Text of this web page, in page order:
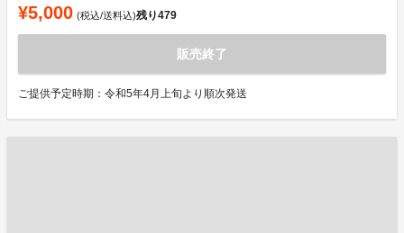
¥5,000 (税込/送料込)残り479
販売終了
ご提供予定時期：令和5年4月上旬より順次発送